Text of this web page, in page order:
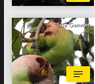
Lisa Gammer